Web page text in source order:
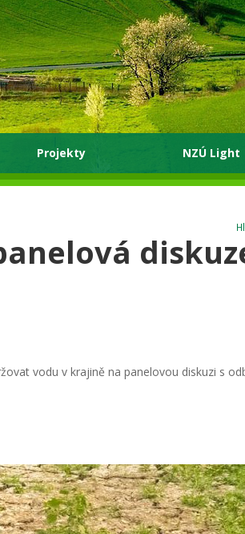
Projekty NZÚ Light
vodu v krajině na panelovou diskuzi s